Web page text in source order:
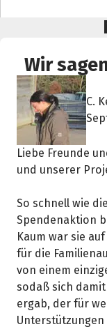
Wir
C.
Liebe Freunde
und unserer
So schnell wie
Spendenaktion
Kaum war sie
für die
von einem
sodaß sich
ergab, der für